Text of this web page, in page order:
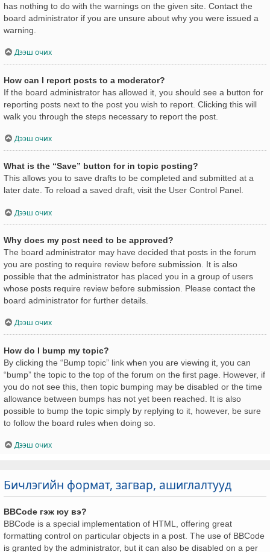
has nothing to do with the warnings on the given site. Contact the
board administrator if you are unsure about why you were issued a
warning.
Дээш очих
How can I report posts to a moderator?
If the board administrator has allowed it, you should see a button for
reporting posts next to the post you wish to report. Clicking this will
walk you through the steps necessary to report the post.
Дээш очих
What is the “Save” button for in topic posting?
This allows you to save drafts to be completed and submitted at a
later date. To reload a saved draft, visit the User Control Panel.
Дээш очих
Why does my post need to be approved?
The board administrator may have decided that posts in the forum
you are posting to require review before submission. It is also
possible that the administrator has placed you in a group of users
whose posts require review before submission. Please contact the
board administrator for further details.
Дээш очих
How do I bump my topic?
By clicking the “Bump topic” link when you are viewing it, you can
“bump” the topic to the top of the forum on the first page. However, if
you do not see this, then topic bumping may be disabled or the time
allowance between bumps has not yet been reached. It is also
possible to bump the topic simply by replying to it, however, be sure
to follow the board rules when doing so.
Дээш очих
Бичлэгийн формат, загвар, ашиглалтууд
BBCode гэж юу вэ?
BBCode is a special implementation of HTML, offering great
formatting control on particular objects in a post. The use of BBCode
is granted by the administrator, but it can also be disabled on a per